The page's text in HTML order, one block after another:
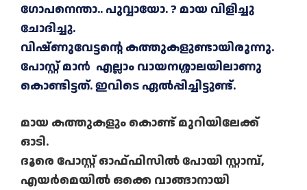
ഗോപനെന്താ.. പുവ്വായോ. ? മായ വിളിച്ചു
ചോദിച്ചു.
വിഷ്ണുവേട്ടന്റെ കത്തുകളുണ്ടായിരുന്നു.
പോസ്റ്റ് മാൻ എല്ലാം വായനശ്ശാലയിലാണു
കൊണ്ടിട്ടത്. ഇവിടെ ഏൽപ്പിച്ചിട്ടുണ്ട്.
മായ കത്തുകളും കൊണ്ട് മുറിയിലേക്ക്
ഓടി.
ദൂരെ പോസ്റ്റ് ഓഫ്ഫിസിൽ പോയി സ്റ്റാമ്പ്,
എയർമെയിൽ ഒക്കെ വാങ്ങാനായി